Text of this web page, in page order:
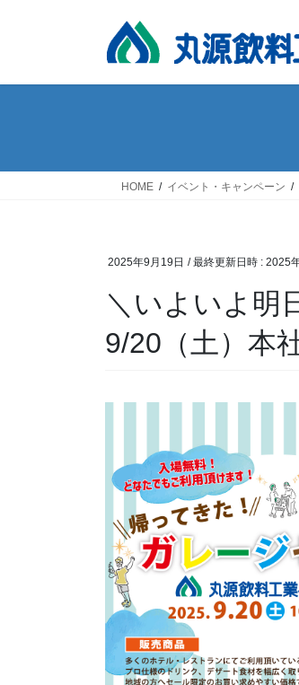
HOME イベント・キャンペーン
2025年9月19日 / 最終更新日時 : 2025
＼いよいよ明
9/20（土）本